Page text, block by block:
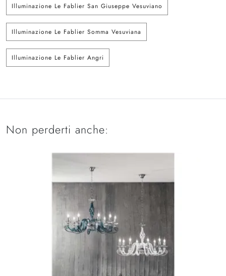
Illuminazione Le Fablier San Giuseppe Vesuviano
Illuminazione Le Fablier Somma Vesuviana
Illuminazione Le Fablier Angri
Non perderti anche: